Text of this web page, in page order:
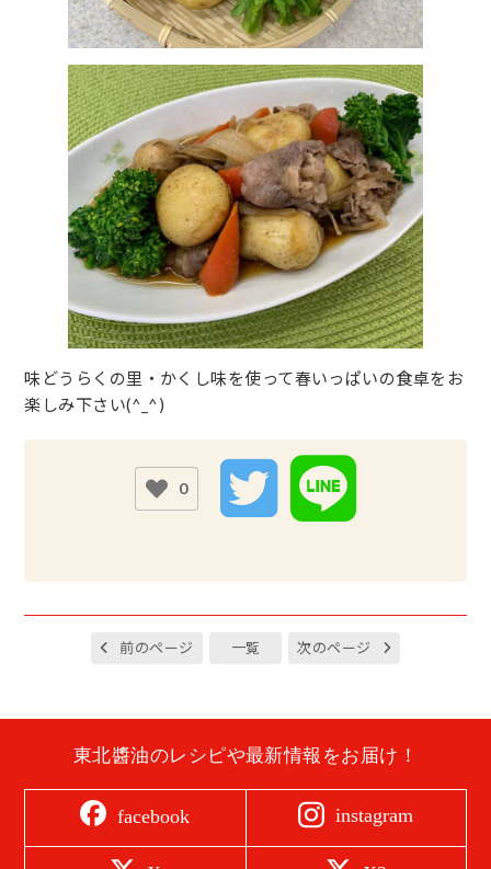
味どうらくの里・かくし味を使って春いっぱいの食卓をお
楽しみ下さい(^_^)
0
前のページ 一覧 次のページ
東北醬油のレシピや最新情報をお届け！
facebook instagram